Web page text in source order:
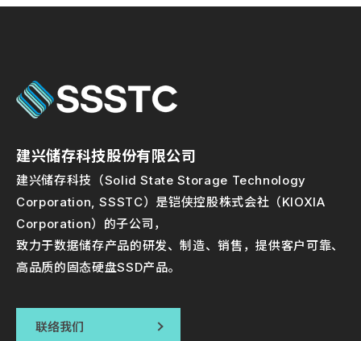
建兴储存科技股份有限公司
建兴储存科技（Solid State Storage Technology
Corporation, SSSTC）是铠侠控股株式会社（KIOXIA
Corporation）的子公司，
致力于数据储存产品的研发、制造、销售，提供客户可靠、
高品质的固态硬盘SSD产品。
联络我们